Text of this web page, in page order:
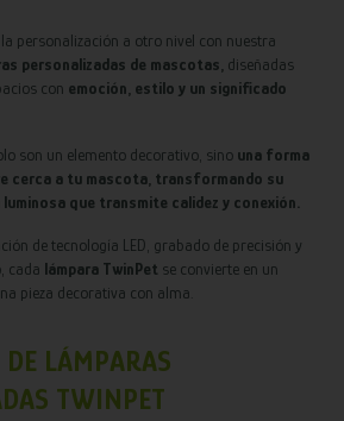
la personalización a otro nivel con nuestra
personalizadas de mascotas, diseñadas
con emoción, estilo y un significado
son un elemento decorativo, sino una forma
cerca a tu mascota, transformando su
luminosa que transmite calidez y conexión.
de tecnología LED, grabado de precisión y
cada lámpara TwinPet se convierte en un
pieza decorativa con alma.
LÁMPARAS
TWINPET